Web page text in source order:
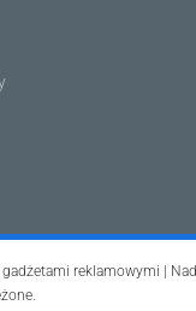
reklamowymi |